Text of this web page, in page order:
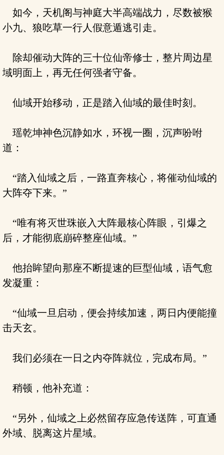
如今，天机阁与神庭大半高端战力，尽数被猴
小九、狼吃草一行人假意遁逃引走。
除却催动大阵的三十位仙帝修士，整片周边星
域明面上，再无任何强者守备。
仙域开始移动，正是踏入仙域的最佳时刻。
瑶乾坤神色沉静如水，环视一圈，沉声吩咐
道：
“踏入仙域之后，一路直奔核心，将催动仙域的
大阵夺下来。”
“唯有将灭世珠嵌入大阵最核心阵眼，引爆之
后，才能彻底崩碎整座仙域。”
他抬眸望向那座不断提速的巨型仙域，语气愈
发凝重：
“仙域一旦启动，便会持续加速，两日内便能撞
击天玄。
我们必须在一日之内夺阵就位，完成布局。”
稍顿，他补充道：
“另外，仙域之上必然留存应急传送阵，可直通
外域、脱离这片星域。